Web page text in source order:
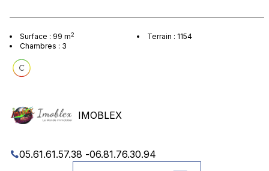
réversible et comolus 250 litre solaire. une villa dans
Laperousse-Fossat une très belle Propriété
Surface : 99 m2 Terrain : 1154
Chambres : 3
IMOBLEX
05.61.61.57.38 -06.81.76.30.94